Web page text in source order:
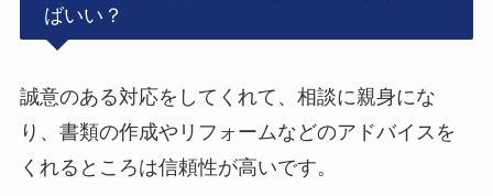
ばいい？
誠意のある対応をしてくれて、相談に親身にな
り、書類の作成やリフォームなどのアドバイスを
くれるところは信頼性が高いです。